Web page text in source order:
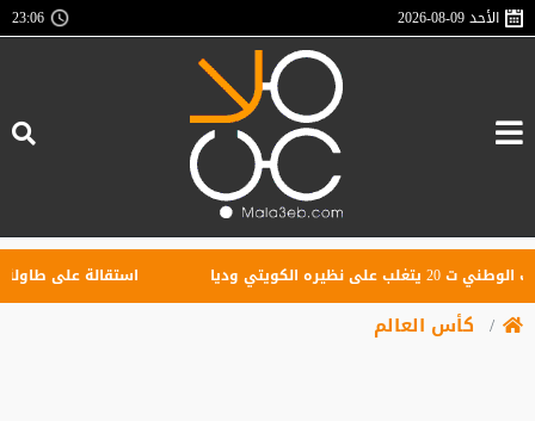
الأحد2026-08-09
23:06
الكويتي وديا استقالة على طاولة
كأس العالم